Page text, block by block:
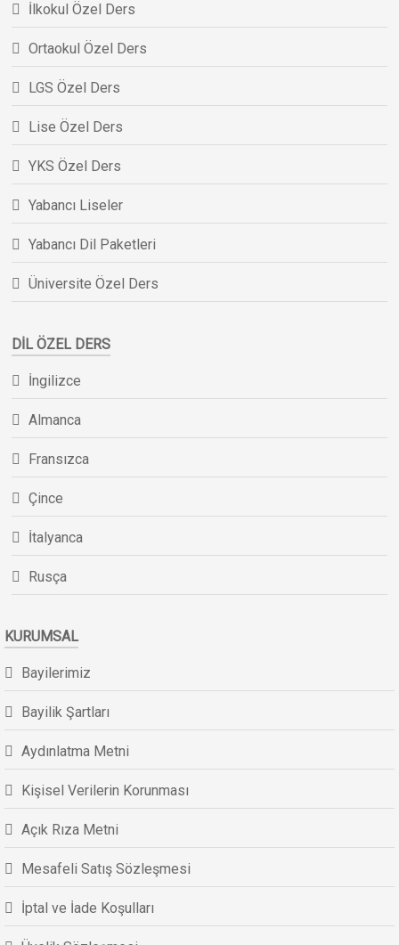
İlkokul Özel Ders
Ortaokul Özel Ders
LGS Özel Ders
Lise Özel Ders
YKS Özel Ders
Yabancı Liseler
Yabancı Dil Paketleri
Üniversite Özel Ders
DIL ÖZEL DERS
İngilizce
Almanca
Fransızca
Çince
İtalyanca
Rusça
KURUMSAL
Bayilerimiz
Bayilik Şartları
Aydınlatma Metni
Kişisel Verilerin Korunması
Açık Rıza Metni
Mesafeli Satış Sözleşmesi
İptal ve İade Koşulları